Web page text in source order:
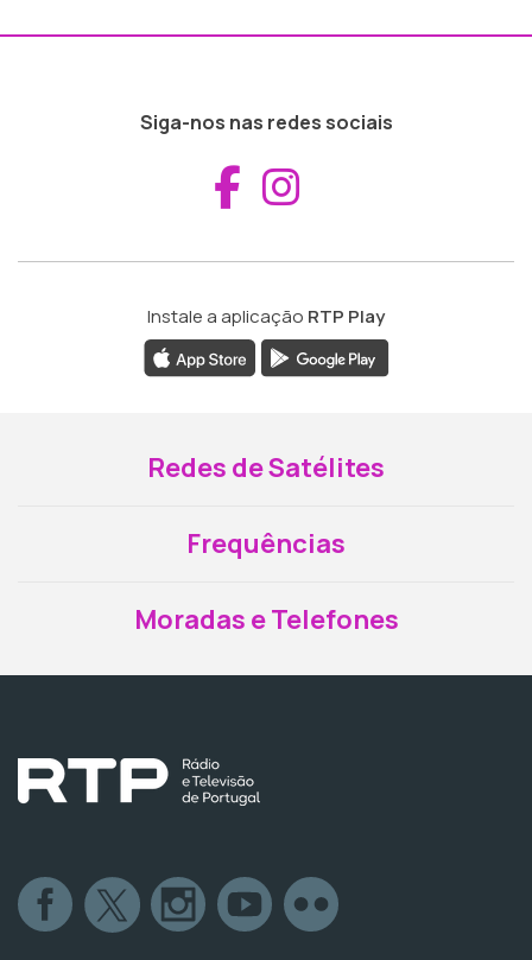
Siga-nos nas redes sociais
Aceder ao
Instale a aplicação RTP Play
Redes de Satélites
Frequências
Moradas e Telefones